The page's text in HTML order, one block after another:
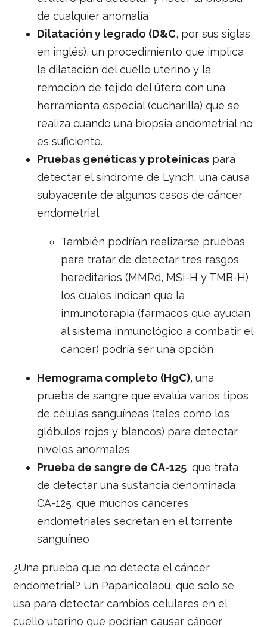
de cualquier anomalía
Dilatación y legrado (D&C, por sus siglas
en inglés), un procedimiento que implica
la dilatación del cuello uterino y la
remoción de tejido del útero con una
herramienta especial (cucharilla) que se
realiza cuando una biopsia endometrial no
es suficiente.
Pruebas genéticas y proteínicas para
detectar el síndrome de Lynch, una causa
subyacente de algunos casos de cáncer
endometrial
También podrían realizarse pruebas
para tratar de detectar tres rasgos
hereditarios (MMRd, MSI-H y TMB-H)
los cuales indican que la
inmunoterapia (fármacos que ayudan
al sistema inmunológico a combatir el
cáncer) podría ser una opción
Hemograma completo (HgC), una
prueba de sangre que evalúa varios tipos
de células sanguíneas (tales como los
glóbulos rojos y blancos) para detectar
niveles anormales
Prueba de sangre de CA-125, que trata
de detectar una sustancia denominada
CA-125, que muchos cánceres
endometriales secretan en el torrente
sanguíneo
¿Una prueba que no detecta el cáncer
endometrial? Un Papanicolaou, que solo se
usa para detectar cambios celulares en el
cuello uterino que podrían causar cáncer